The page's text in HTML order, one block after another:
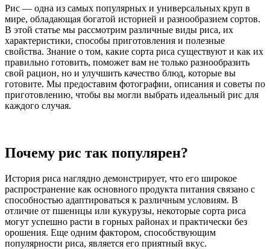
Рис — одна из самых популярных и универсальных круп в
мире, обладающая богатой историей и разнообразием сортов.
В этой статье мы рассмотрим различные виды риса, их
характеристики, способы приготовления и полезные
свойства. Знание о том, какие сорта риса существуют и как их
правильно готовить, поможет вам не только разнообразить
свой рацион, но и улучшить качество блюд, которые вы
готовите. Мы предоставим фотографии, описания и советы по
приготовлению, чтобы вы могли выбрать идеальный рис для
каждого случая.
Почему рис так популярен?
История риса наглядно демонстрирует, что его широкое
распространение как основного продукта питания связано с
способностью адаптироваться к различным условиям. В
отличие от пшеницы или кукурузы, некоторые сорта риса
могут успешно расти в горных районах и практически без
орошения. Еще одним фактором, способствующим
популярности риса, является его приятный вкус.